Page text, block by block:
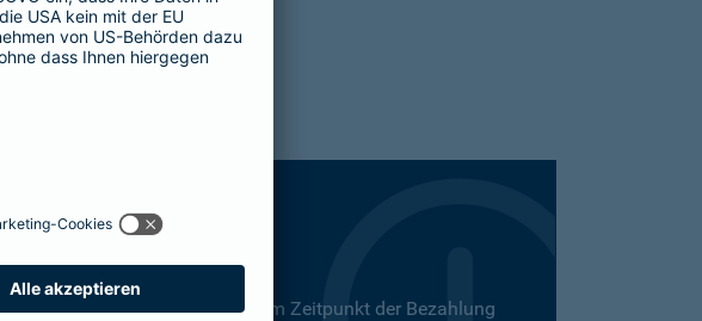
Schutz gültig ist. Dies kann zum Zeitpunkt der Bezahlung